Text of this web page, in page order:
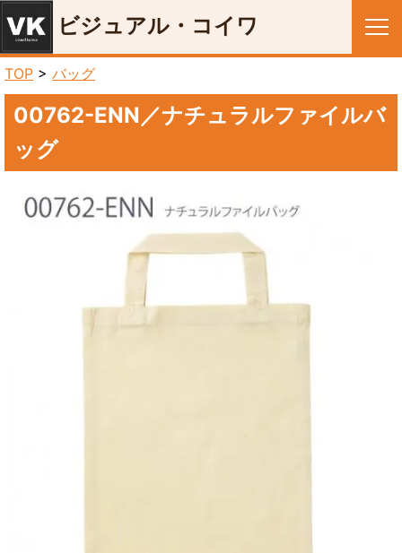
ビジュアル・コイワ
TOP > バッグ
00762-ENN／ナチュラルファイルバ
ッグ